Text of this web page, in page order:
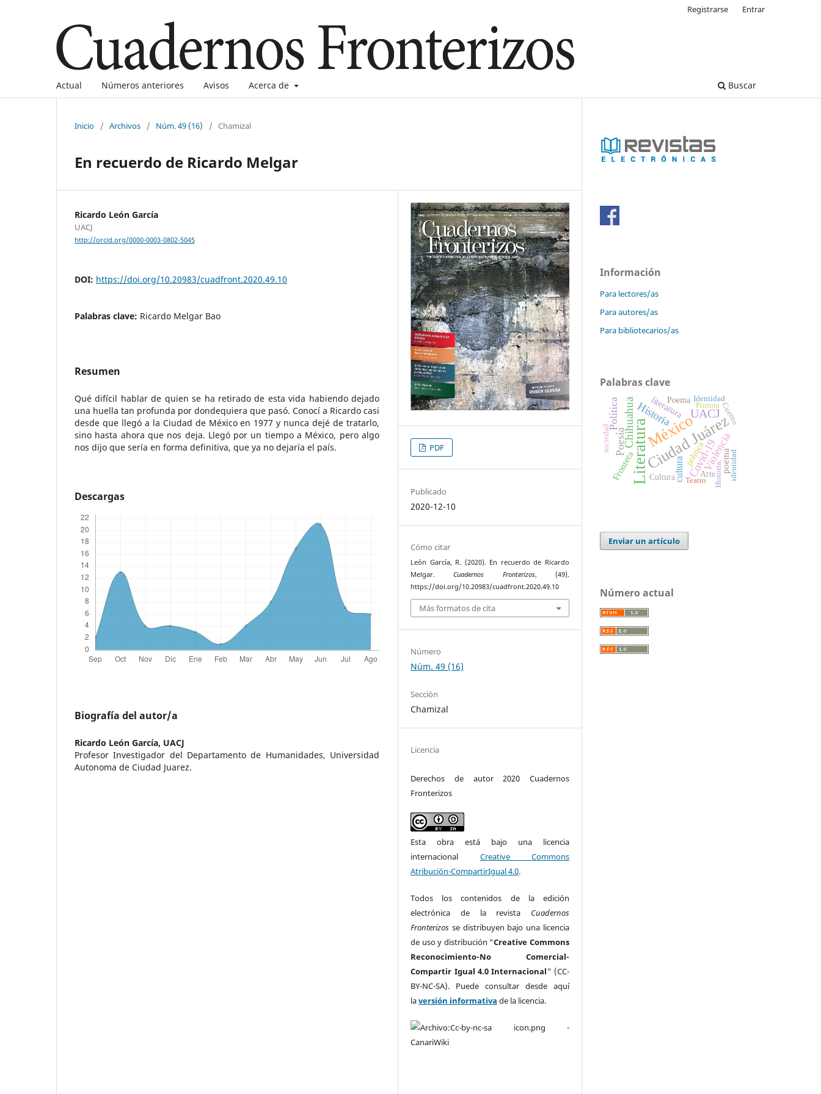
Actual Números anteriores Avisos Acerca de Buscar
Registrarse Entrar
Inicio / Archivos / Núm. 49 (16) / Chamizal
En recuerdo de Ricardo Melgar
Ricardo León García
UACJ
http://orcid.org/0000-0003-0802-5045
DOI: https://doi.org/10.20983/cuadfront.2020.49.10
Palabras clave: Ricardo Melgar Bao
Resumen
Qué difícil hablar de quien se ha retirado de esta vida habiendo dejado
una huella tan profunda por dondequiera que pasó. Conocí a Ricardo casi
desde que llegó a la Ciudad de México en 1977 y nunca dejé de tratarlo,
sino hasta ahora que nos deja. Llegó por un tiempo a México, pero algo
nos dijo que sería en forma definitiva, que ya no dejaría el país.
Descargas
Biografía del autor/a
Ricardo León García, UACJ
Profesor Investigador del Departamento de Humanidades, Universidad
Autonoma de Ciudad Juarez.
PDF
Publicado
2020-12-10
Cómo citar
León García, R. (2020). En recuerdo de Ricardo
Melgar.Cuadernos Fronterizos, (49).
https://doi.org/10.20983/cuadfront.2020.49.10
Más formatos de cita
Número
Núm. 49 (16)
Sección
Chamizal
Licencia
Derechos de autor 2020 Cuadernos
Fronterizos
Esta obra está bajo una licencia
internacional Creative Commons
Atribución-CompartirIgual 4.0.
Todos los contenidos de la edición
electrónica de la revista Cuadernos
Fronterizos se distribuyen bajo una licencia
de uso y distribución “Creative Commons
Reconocimiento-No Comercial-
Compartir Igual 4.0 Internacional” (CC-
BY-NC-SA). Puede consultar desde aquí
laversión informativa de la licencia.
Información
Para lectores/as
Para autores/as
Para bibliotecarios/as
Palabras clave
LiteraturaCiudad Juárez
MéxicoUACJ
ChihuahuaHistoria
Covid-19
Poesía Violencia
Política
cultura poema
Frontera
literatura
política
Cultura
Poema
Arte
sociedad
Teatro identidad
Cuento
Pintura
Identidad
Historia.
Enviar un artículo
Número actual